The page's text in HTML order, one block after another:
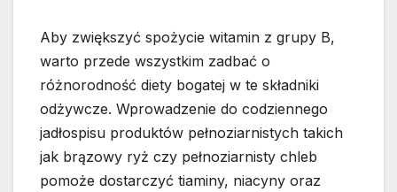
Aby zwiększyć spożycie witamin z grupy B,
warto przede wszystkim zadbać o
różnorodność diety bogatej w te składniki
odżywcze. Wprowadzenie do codziennego
jadłospisu produktów pełnoziarnistych takich
jak brązowy ryż czy pełnoziarnisty chleb
pomoże dostarczyć tiaminy, niacyny oraz